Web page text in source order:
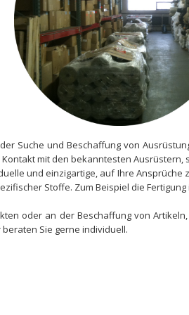
der Suche und Beschaffung von
mit den bekanntesten
und einzigartige, auf Ihre
Stoffe. Zum Beispiel die
oder an der Beschaffung von
Sie gerne individuell.